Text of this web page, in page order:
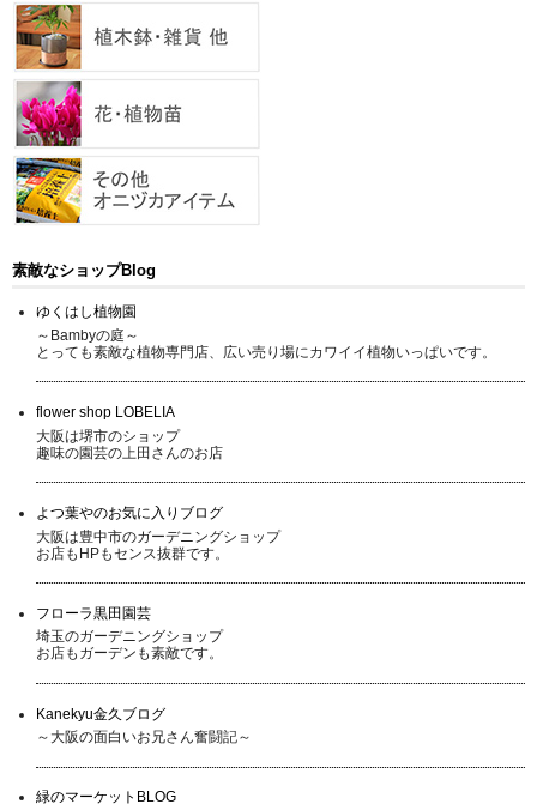
素敵なショップBlog
ゆくはし植物園
～Bambyの庭～
とっても素敵な植物専門店、広い売り場にカワイイ植物いっぱいです。
flower shop LOBELIA
大阪は堺市のショップ
趣味の園芸の上田さんのお店
よつ葉やのお気に入りブログ
大阪は豊中市のガーデニングショップ
お店もHPもセンス抜群です。
フローラ黒田園芸
埼玉のガーデニングショップ
お店もガーデンも素敵です。
Kanekyu金久ブログ
～大阪の面白いお兄さん奮闘記～
緑のマーケットBLOG